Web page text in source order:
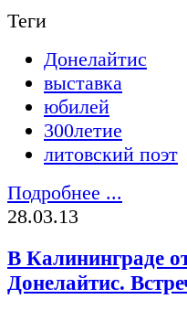
Теги
Донелайтис
выставка
юбилей
300летие
литовский поэт
Подробнее ...
28.03.13
В Калининграде
Донелайтис.